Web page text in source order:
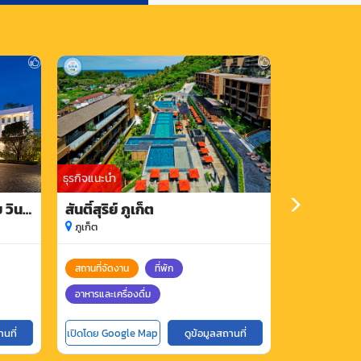
วินด์
นที่
ธุรกิจแนะนำ
สันติ์สุริย์ ภูเก็ต
ภูเก็ต
สถานที่จัดงาน
ที่พัก
อาหารและเครื่องดื่ม
เปิดโดย Google Map ดูข้อมูลสถานที่
รอยัลภูเก็